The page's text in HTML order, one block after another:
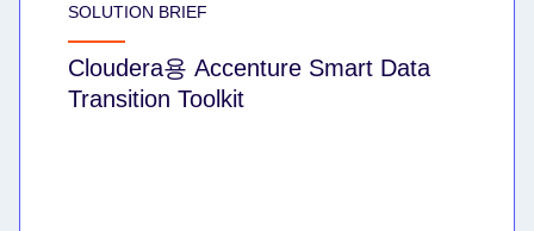
SOLUTION BRIEF
Cloudera용 Accenture Smart Data
Transition Toolkit